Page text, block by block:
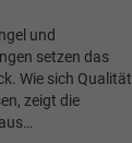
und
setzen das
Wie sich Qualität
zeigt die